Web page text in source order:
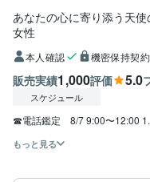
あなたの心に寄り添う天
女性
本人確認 機密保持契
販売実績1,000評価 5.0
スケジュール
☎︎電話鑑定　8/7 9:00〜12:00
もっと見る